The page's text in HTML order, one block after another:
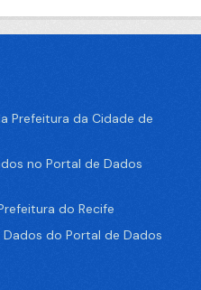
Prefeitura da Cidade de
no Portal de Dados
do Recife
do Portal de Dados